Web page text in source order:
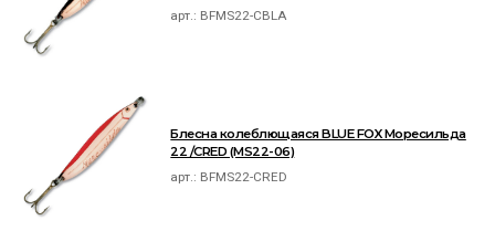
арт.: BFMS22-CBLA
Блесна колеблющаяся BLUE FOX Моресильда
22 /CRED (MS22-06)
арт.: BFMS22-CRED